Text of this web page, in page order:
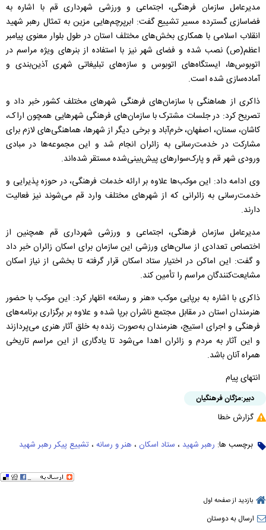
مدیرعامل سازمان فرهنگی، اجتماعی و ورزشی شهرداری قم با اشاره به
فضاسازی گسترده مسیر تشییع گفت: ابرپرچم‌هایی مزین به تمثال رهبر شهید
انقلاب اسلامی با همکاری بخش‌های مختلف استان در طول بلوار معنوی پیامبر
اعظم(ص) نصب شده و فضای شهر نیز با استفاده از بنر‌های ویژه مراسم در
اتوبوس‌ها، ایستگاه‌های اتوبوس و سازه‌های تبلیغاتی شهری آذین‌بندی و
آماده‌سازی شده است.
ذاکری از هماهنگی با سازمان‌های فرهنگی شهر‌های مختلف کشور خبر داد و
تصریح کرد: در جلسات مشترک با سازمان‌های فرهنگی شهر‌هایی همچون اراک،
کاشان، سمنان، اصفهان، خرم‌آباد و برخی دیگر از شهرها، هماهنگی‌های لازم برای
مشارکت در خدمت‌رسانی به زائران انجام شد و این مجموعه‌ها در مبادی
ورودی شهر قم و پارک‌سوار‌های پیش‌بینی‌شده مستقر شده‌اند.
وی ادامه داد: این موکب‌ها علاوه بر ارائه خدمات فرهنگی، در حوزه پذیرایی و
خدمت‌رسانی به زائرانی که از شهر‌های مختلف وارد قم می‌شوند نیز فعالیت
دارند.
مدیرعامل سازمان فرهنگی، اجتماعی و ورزشی شهرداری قم همچنین از
اختصاص تعدادی از سالن‌های ورزشی این سازمان برای اسکان زائران خبر داد
و گفت: این اماکن در اختیار ستاد اسکان قرار گرفته تا بخشی از نیاز اسکان
مشایعت‌کنندگان مراسم را تأمین کند.
ذاکری با اشاره به برپایی موکب «هنر و رسانه» اظهار کرد: این موکب با حضور
هنرمندان استان در مقابل مجتمع ناشران برپا شده و علاوه بر برگزاری برنامه‌های
فرهنگی و اجرای استیج، هنرمندان به‌صورت زنده به خلق آثار هنری می‌پردازند
و این آثار به مردم و زائران اهدا می‌شود تا یادگاری از این مراسم تاریخی
همراه آنان باشد.
انتهای پیام
دبیر:مژگان فرهنگیان
گزارش خطا
برچسب ها: رهبر شهید ، ستاد اسکان ، هنر و رسانه ، تشییع پیکر رهبر شهید
بازدید از صفحه اول
ارسال به دوستان